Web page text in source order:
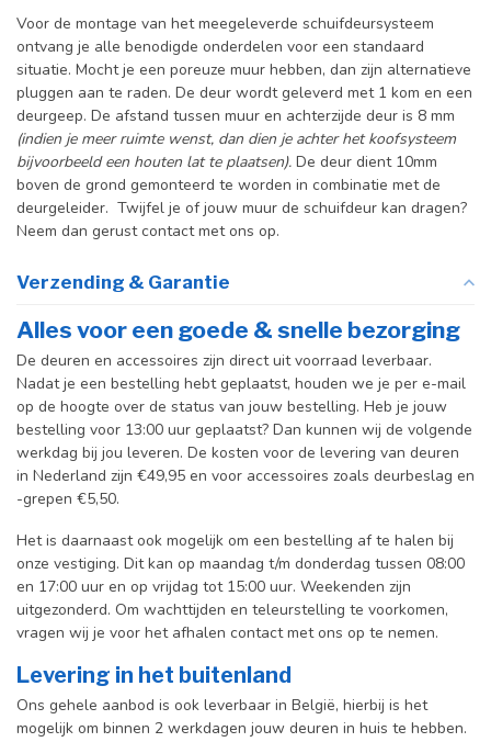
Voor de montage van het meegeleverde schuifdeursysteem
ontvang je alle benodigde onderdelen voor een standaard
situatie. Mocht je een poreuze muur hebben, dan zijn alternatieve
pluggen aan te raden. De deur wordt geleverd met 1 kom en een
deurgeep. De afstand tussen muur en achterzijde deur is 8 mm
(indien je meer ruimte wenst, dan dien je achter het koofsysteem
bijvoorbeeld een houten lat te plaatsen). De deur dient 10mm
boven de grond gemonteerd te worden in combinatie met de
deurgeleider. Twijfel je of jouw muur de schuifdeur kan dragen?
Neem dan gerust contact met ons op.
Verzending & Garantie
Alles voor een goede & snelle bezorging
De deuren en accessoires zijn direct uit voorraad leverbaar.
Nadat je een bestelling hebt geplaatst, houden we je per e-mail
op de hoogte over de status van jouw bestelling. Heb je jouw
bestelling voor 13:00 uur geplaatst? Dan kunnen wij de volgende
werkdag bij jou leveren. De kosten voor de levering van deuren
in Nederland zijn €49,95 en voor accessoires zoals deurbeslag en
-grepen €5,50.
Het is daarnaast ook mogelijk om een bestelling af te halen bij
onze vestiging. Dit kan op maandag t/m donderdag tussen 08:00
en 17:00 uur en op vrijdag tot 15:00 uur. Weekenden zijn
uitgezonderd. Om wachttijden en teleurstelling te voorkomen,
vragen wij je voor het afhalen contact met ons op te nemen.
Levering in het buitenland
Ons gehele aanbod is ook leverbaar in België, hierbij is het
mogelijk om binnen 2 werkdagen jouw deuren in huis te hebben.